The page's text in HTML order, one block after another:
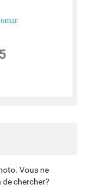
Vous ne
chercher?